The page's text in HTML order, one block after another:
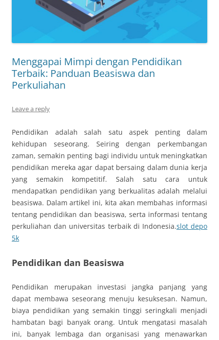
Menggapai Mimpi dengan Pendidikan
Terbaik: Panduan Beasiswa dan
Perkuliahan
Leave a reply
Pendidikan adalah salah satu aspek penting dalam
kehidupan seseorang. Seiring dengan perkembangan
zaman, semakin penting bagi individu untuk meningkatkan
pendidikan mereka agar dapat bersaing dalam dunia kerja
yang semakin kompetitif. Salah satu cara untuk
mendapatkan pendidikan yang berkualitas adalah melalui
beasiswa. Dalam artikel ini, kita akan membahas informasi
tentang pendidikan dan beasiswa, serta informasi tentang
perkuliahan dan universitas terbaik di Indonesia.slot depo
5k
Pendidikan dan Beasiswa
Pendidikan merupakan investasi jangka panjang yang
dapat membawa seseorang menuju kesuksesan. Namun,
biaya pendidikan yang semakin tinggi seringkali menjadi
hambatan bagi banyak orang. Untuk mengatasi masalah
ini, banyak lembaga dan organisasi yang menawarkan